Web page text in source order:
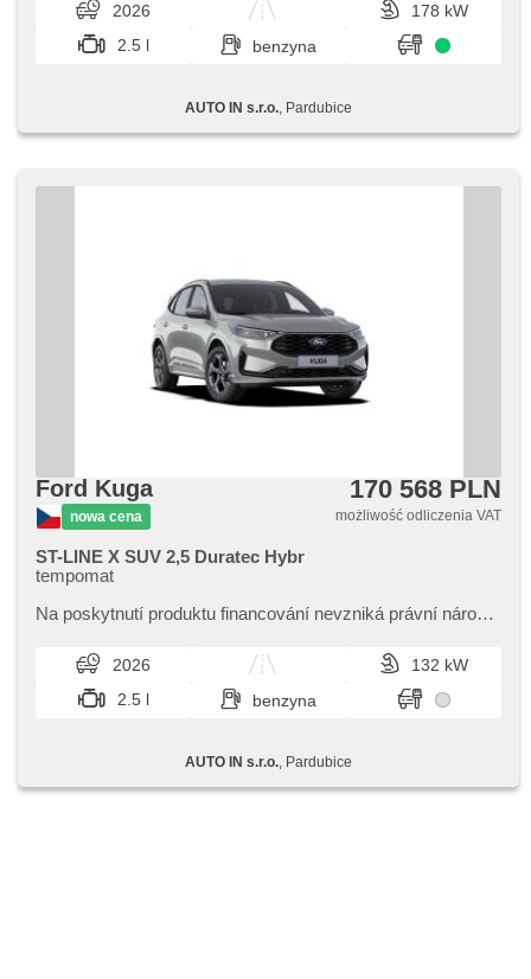
2026
178 kW
2.5 l
benzyna
AUTO IN s.r.o. , Pardubice
Ford Kuga
nowa cena
170 568 PLN
możliwość odliczenia VAT
ST-LINE X SUV 2,5 Duratec Hybr
tempomat
Na poskytnutí produktu financování nevzniká právní nárok,​
individuálních potře...
2026
132 kW
2.5 l
benzyna
AUTO IN s.r.o. , Pardubice